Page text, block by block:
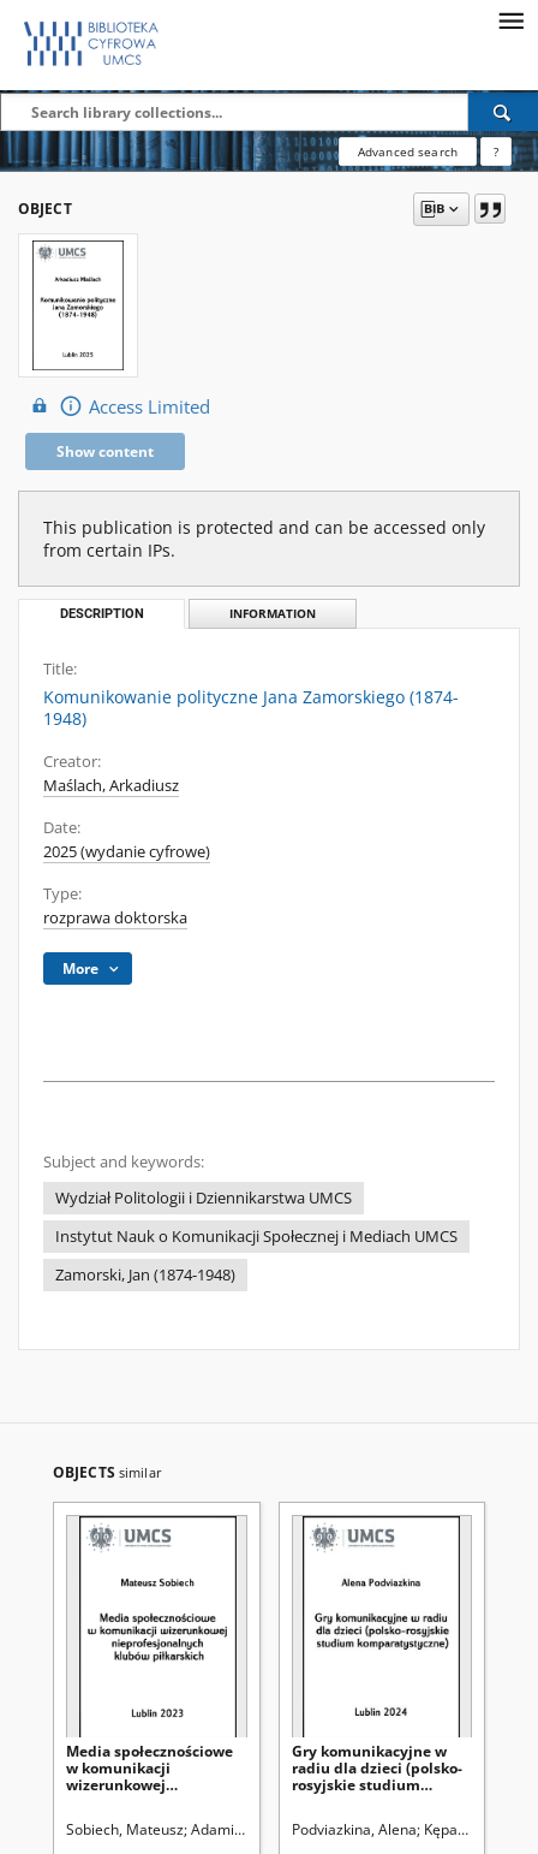
Advanced search ?
OBJECT
Access Limited
Show content
This publication is protected and can be accessed only
from certain IPs.
DESCRIPTION INFORMATION
Title:
Komunikowanie polityczne Jana Zamorskiego (1874-
1948)
Creator:
Maślach, Arkadiusz
Date:
2025 (wydanie cyfrowe)
Type:
rozprawa doktorska
More
Subject and keywords:
Wydział Politologii i Dziennikarstwa UMCS
Instytut Nauk o Komunikacji Społecznej i Mediach UMCS
Zamorski, Jan (1874-1948)
OBJECTS similar
Media społecznościowe
w komunikacji
wizerunkowej
Sobiech, Mateusz Adamik-Szysiak, Małgorzata. Promotor
Gry komunikacyjne w
radiu dla dzieci (polsko-
rosyjskie studium
Podviazkina, Alena Kępa-Figura,